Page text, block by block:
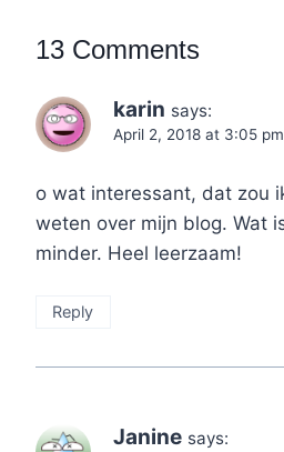
13 Comments
karin says:
April 2, 2018 at 3:05 pm
o wat interessant, dat zou
weten over mijn blog. Wat
minder. Heel leerzaam!
Reply
Janine says: